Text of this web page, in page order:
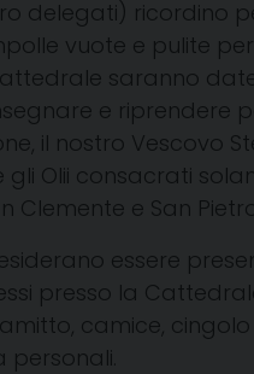
delegati) ricordino
vuote e pulite
saranno
e riprendere
il nostro Vescovo
Olii consacrati
Clemente e San
essere
presso la
camice,